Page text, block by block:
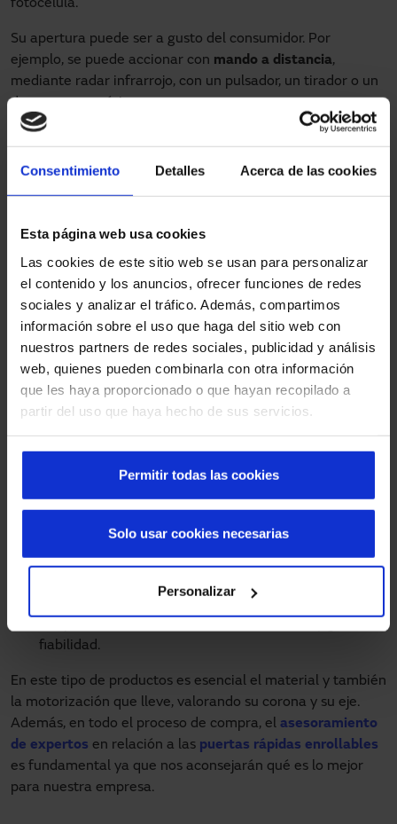
Consentimiento Detalles Acerca de las cookies
Esta página web usa cookies
Las cookies de este sitio web se usan para personalizar
el contenido y los anuncios, ofrecer funciones de redes
sociales y analizar el tráfico. Además, compartimos
información sobre el uso que haga del sitio web con
nuestros partners de redes sociales, publicidad y análisis
web, quienes pueden combinarla con otra información
que les haya proporcionado o que hayan recopilado a
partir del uso que haya hecho de sus servicios.
Permitir todas las cookies
Personalizar
Solo usar cookies necesarias
fotocélula.
Su apertura puede ser a gusto del consumidor. Por
ejemplo, se puede accionar con mando a distancia,
mediante radar infrarrojo, con un pulsador, un tirador o un
detector magnético.
El funcionamiento de las puertas
rápidas enrollables
que son muy instaladas y dan un gran resultado para todo
similar aunque su objetivo puede variar:
De apertura vertical: Es una buena opción para
lugares donde hay alto movimiento de personas,
maquinaria y vehículos, como una nave industrial, un
almacén o un muelle de carga. Cabe destacar que su
tamaño reducido y su alta estanqueidad, le otorgan
una alta resistencia al aire, permitiendo la
sectorización de naves industriales.
Para cámaras de frío y congelación: Si nuestra
empresa necesita mantener una estancia fría para
almacenar productos orgánicos o congelados, es la
zonas con condiciones atmosféricas de hasta menos
30 grados centígrados.
gran estanqueidad y soportar altas presiones de aire.
fiabilidad.
En este tipo de productos es esencial el material y también
la motorización que lleve, valorando su corona y su eje.
Además, en todo el proceso de compra, el asesoramiento
de expertos en relación a las puertas rápidas enrollables
es fundamental ya que nos aconsejarán qué es lo mejor
para nuestra empresa.